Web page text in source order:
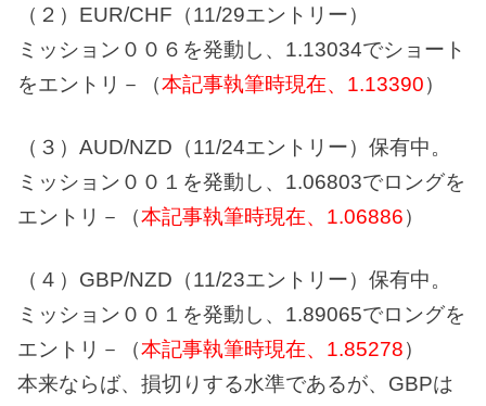
（２） EUR/CHF（11/29エントリー）
ミッション００６を発動し、1.13034でショート
をエントリ－（本記事執筆時現在、1.13390）
（３）AUD/NZD（11/24エントリー）保有中。
ミッション００１を発動し、1.06803でロングを
エントリ－（本記事執筆時現在、1.06886）
（４）GBP/NZD（11/23エントリー）保有中。
ミッション００１を発動し、1.89065でロングを
エントリ－（本記事執筆時現在、1.85278）
本来ならば、損切りする水準であるが、GBPは